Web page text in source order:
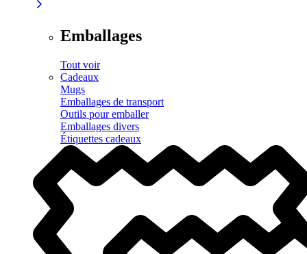
Emballages
Tout voir
Cadeaux
Mugs
Emballages de transport
Outils pour emballer
Emballages divers
Étiquettes cadeaux